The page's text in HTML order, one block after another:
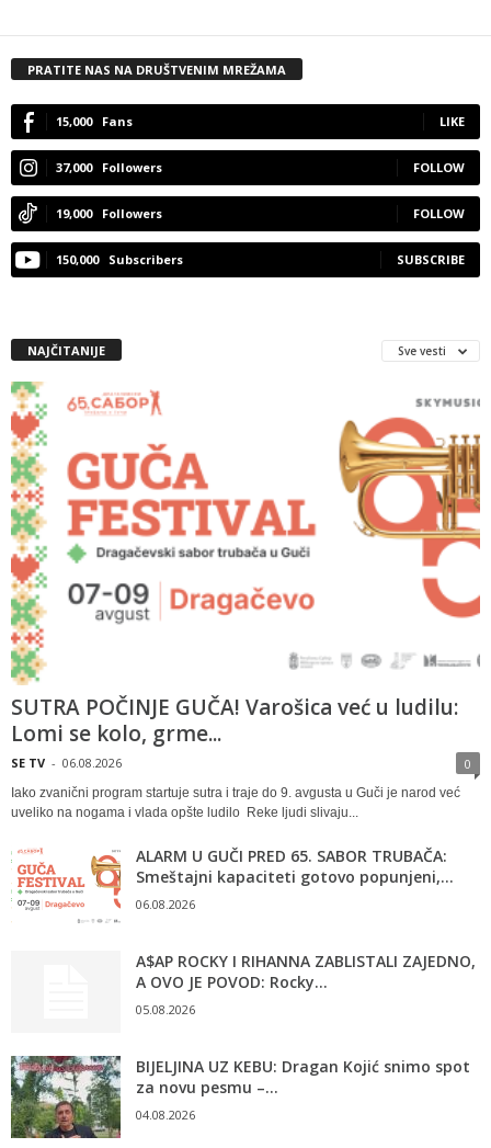
PRATITE NAS NA DRUŠTVENIM MREŽAMA
15,000 Fans LIKE
37,000 Followers FOLLOW
19,000 Followers FOLLOW
150,000 Subscribers SUBSCRIBE
NAJČITANIJE Sve vesti
SUTRA POČINJE GUČA! Varošica već u ludilu:
Lomi se kolo, grme...
SE TV - 06.08.2026 0
Iako zvanični program startuje sutra i traje do 9. avgusta u Guči je narod već
uveliko na nogama i vlada opšte ludilo Reke ljudi slivaju...
ALARM U GUČI PRED 65. SABOR TRUBAČA:
Smeštajni kapaciteti gotovo popunjeni,...
06.08.2026
A$AP ROCKY I RIHANNA ZABLISTALI ZAJEDNO,
A OVO JE POVOD: Rocky...
05.08.2026
BIJELJINA UZ KEBU: Dragan Kojić snimo spot
za novu pesmu –...
04.08.2026